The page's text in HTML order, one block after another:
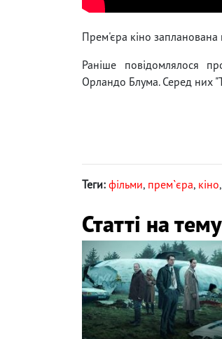
Прем'єра кіно
Раніше повідомлялося
Орландо Блума. Серед них
Теги: фільми, прем`єра, кіно,
Статті на тему